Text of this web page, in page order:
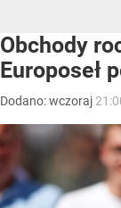
Obchody
Europoseł
Dodano:wczoraj